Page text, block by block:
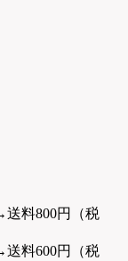
送料800円（税
送料600円（税